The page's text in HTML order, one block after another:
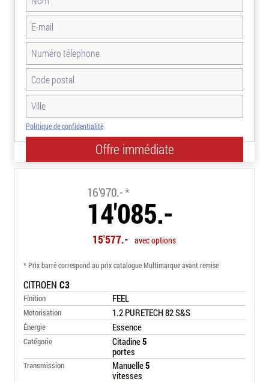
Politique de confidentialité
16'970.-*
14'085.-
15'577.- avec options
* Prix barré correspond au prix catalogue Multimarque avant remise
CITROEN C3
Finition FEEL
Motorisation 1.2 PURETECH 82 S&S
Énergie Essence
Catégorie Citadine5
portes
Transmission Manuelle5
vitesses